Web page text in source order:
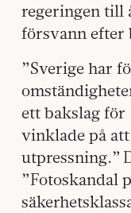
regeringen till
försvann efter
”Sverige har
ett bakslag för
vinklade på
utpressning.”
”Fotoskandal